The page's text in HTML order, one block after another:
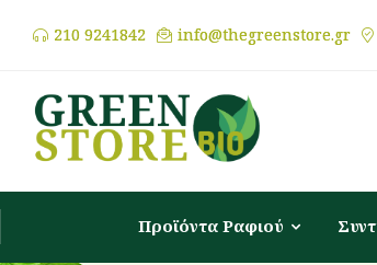
210 9241842 info@thegreenstore.gr
Προϊόντα Ραφιού